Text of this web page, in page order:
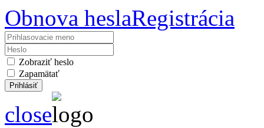
Obnova heslaRegistrácia
Zobraziť heslo
Zapamätať
close